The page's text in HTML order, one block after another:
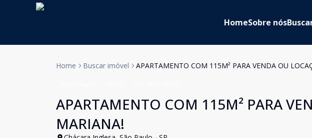
HomeSobre nós
Home Buscar imóvel APARTAMENTO COM 115M² PARA VENDA OU
APARTAMENTO COM 115M² PARA
MARIANA!